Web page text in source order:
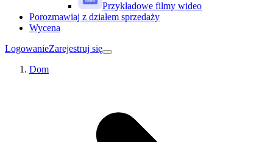
Przykładowe filmy wideo
Porozmawiaj z działem sprzedaży
Wycena
LogowanieZarejestruj się
Dom